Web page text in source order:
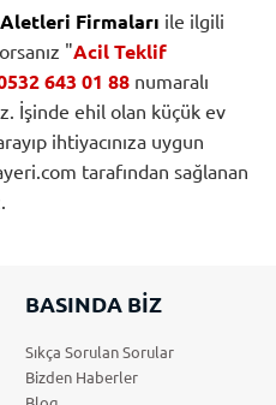
Firmaları ile ilgili
"Acil Teklif
643 01 88 numaralı
İşinde ehil olan küçük ev
ihtiyacınıza uygun
tarafından sağlanan
BASINDA BİZ
Sıkça Sorulan Sorular
Bizden Haberler